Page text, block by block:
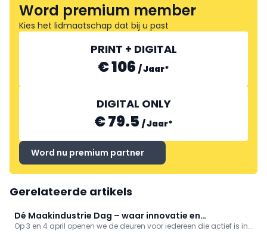
Word premium member
Kies het lidmaatschap dat bij u past
PRINT + DIGITAL
€ 106 /Jaar*
DIGITAL ONLY
€ 79.5 /Jaar*
Word nu premium partner
Gerelateerde artikels
Dé Maakindustrie Dag – waar innovatie en
vakmanschap samenkomen!
Op 3 en 4 april openen we de deuren voor iedereen die actief is in